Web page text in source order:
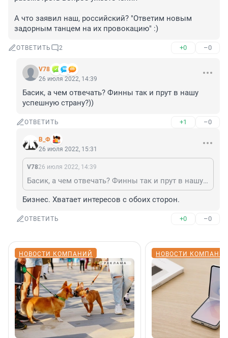
А что заявил наш, российский? "Ответим новым
задорным танцем на их провокацию" :)
ОТВЕТИТЬ 2 +0 –0
V78
26 июля 2022, 14:39
Басик, а чем отвечать? Финны так и прут в нашу
успешную страну?))
ОТВЕТИТЬ +1 –0
В_Ф
26 июля 2022, 15:31
V7826 июля 2022, 14:39
Басик, а чем отвечать? Финны так и прут в нашу успешную страну?))
Бизнес. Хватает интересов с обоих сторон.
ОТВЕТИТЬ +0 –0
НОВОСТИ КОМПАНИЙ НОВОСТИ